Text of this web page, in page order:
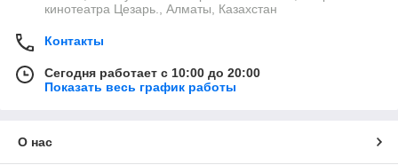
кинотеатра Цезарь., Алматы, Казахстан
Контакты
Сегодня работает с 10:00 до 20:00
Показать весь график работы
О нас